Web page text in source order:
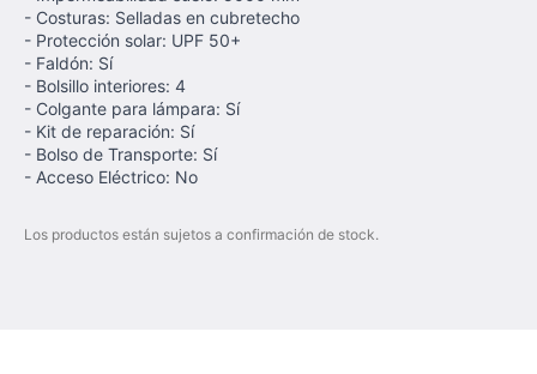
- Costuras: Selladas en cubretecho
- Protección solar: UPF 50+
- Faldón: Sí
- Bolsillo interiores: 4
- Colgante para lámpara: Sí
- Kit de reparación: Sí
- Bolso de Transporte: Sí
- Acceso Eléctrico: No
Los productos están sujetos a confirmación de stock.